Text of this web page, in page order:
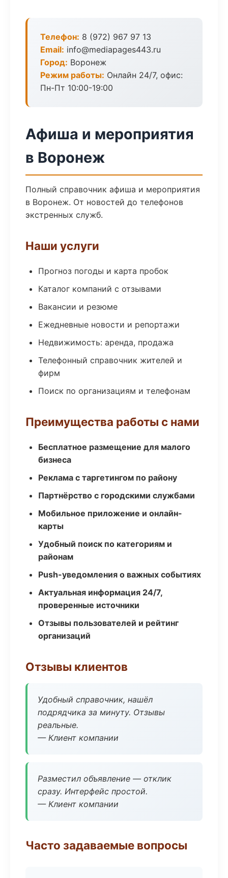
Телефон: 8 (972) 967 97 13
Email: info@mediapages443.ru
Город: Воронеж
Режим работы: Онлайн 24/7, офис:
Пн-Пт 10:00-19:00
Афиша и мероприятия
в Воронеж
Полный справочник афиша и мероприятия
в Воронеж. От новостей до телефонов
экстренных служб.
Наши услуги
Прогноз погоды и карта пробок
Каталог компаний с отзывами
Вакансии и резюме
Ежедневные новости и репортажи
Недвижимость: аренда, продажа
Телефонный справочник жителей и
фирм
Поиск по организациям и телефонам
Преимущества работы с нами
Бесплатное размещение для малого
бизнеса
Реклама с таргетингом по району
Партнёрство с городскими службами
Мобильное приложение и онлайн-
карты
Удобный поиск по категориям и
районам
Push-уведомления о важных событиях
Актуальная информация 24/7,
проверенные источники
Отзывы пользователей и рейтинг
организаций
Отзывы клиентов
Удобный справочник, нашёл
подрядчика за минуту. Отзывы
реальные.
— Клиент компании
Разместил объявление — отклик
сразу. Интерфейс простой.
— Клиент компании
Часто задаваемые вопросы